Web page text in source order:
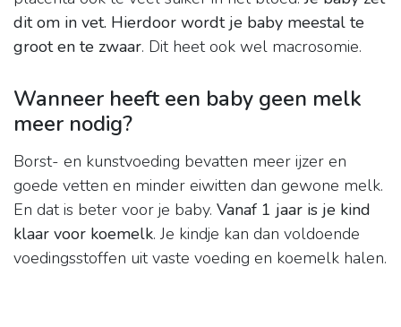
dit om in vet. Hierdoor wordt je baby meestal te
groot en te zwaar. Dit heet ook wel macrosomie.
Wanneer heeft een baby geen melk
meer nodig?
Borst- en kunstvoeding bevatten meer ijzer en
goede vetten en minder eiwitten dan gewone melk.
En dat is beter voor je baby. Vanaf 1 jaar is je kind
klaar voor koemelk. Je kindje kan dan voldoende
voedingsstoffen uit vaste voeding en koemelk halen.